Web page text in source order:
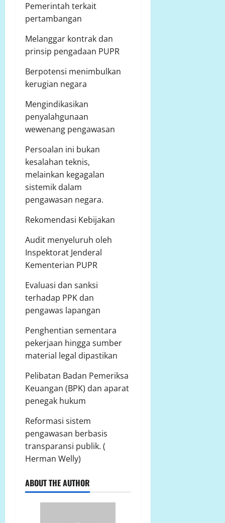
Pemerintah terkait
pertambangan
Melanggar kontrak dan
prinsip pengadaan PUPR
Berpotensi menimbulkan
kerugian negara
Mengindikasikan
penyalahgunaan
wewenang pengawasan
Persoalan ini bukan
kesalahan teknis,
melainkan kegagalan
sistemik dalam
pengawasan negara.
Rekomendasi Kebijakan
Audit menyeluruh oleh
Inspektorat Jenderal
Kementerian PUPR
Evaluasi dan sanksi
terhadap PPK dan
pengawas lapangan
Penghentian sementara
pekerjaan hingga sumber
material legal dipastikan
Pelibatan Badan Pemeriksa
Keuangan (BPK) dan aparat
penegak hukum
Reformasi sistem
pengawasan berbasis
transparansi publik. (
Herman Welly)
ABOUT THE AUTHOR